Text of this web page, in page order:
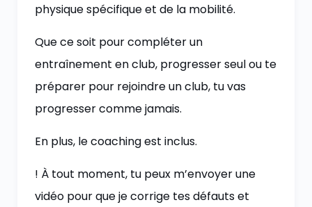
physique spécifique et de la mobilité.
Que ce soit pour compléter un
entraînement en club, progresser seul ou te
préparer pour rejoindre un club, tu vas
progresser comme jamais.
En plus, le coaching est inclus.
! À tout moment, tu peux m’envoyer une
vidéo pour que je corrige tes défauts et